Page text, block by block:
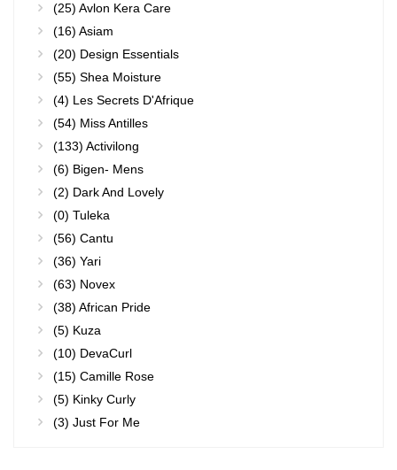
(25) Avlon Kera Care
(16) Asiam
(20) Design Essentials
(55) Shea Moisture
(4) Les Secrets D'Afrique
(54) Miss Antilles
(133) Activilong
(6) Bigen- Mens
(2) Dark And Lovely
(0) Tuleka
(56) Cantu
(36) Yari
(63) Novex
(38) African Pride
(5) Kuza
(10) DevaCurl
(15) Camille Rose
(5) Kinky Curly
(3) Just For Me